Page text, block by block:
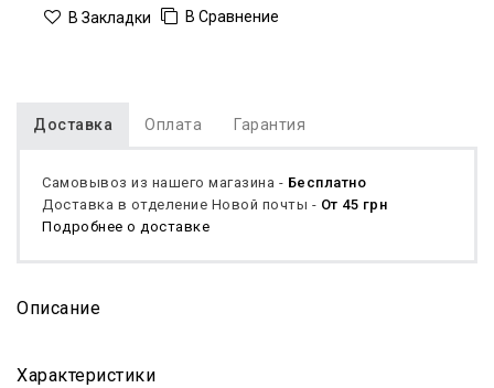
В Закладки В Сравнение
Доставка Оплата Гарантия
Самовывоз из нашего магазина - Бесплатно
Доставка в отделение Новой почты - От 45 грн
Подробнее о доставке
Описание
Характеристики